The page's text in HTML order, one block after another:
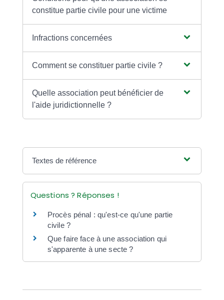
constitue partie civile pour une victime
Infractions concernées
Comment se constituer partie civile ?
Quelle association peut bénéficier de
l'aide juridictionnelle ?
Textes de référence
Questions ? Réponses !
Procès pénal : qu'est-ce qu'une partie
civile ?
Que faire face à une association qui
s'apparente à une secte ?